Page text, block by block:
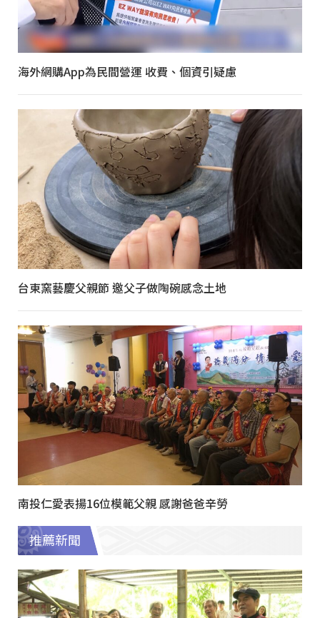
海外網購App為民間營運 收費、個資引疑慮
台東窯藝慶父親節 邀父子做陶碗感念土地
南投仁愛表揚16位模範父親 感謝爸爸辛勞
推薦新聞